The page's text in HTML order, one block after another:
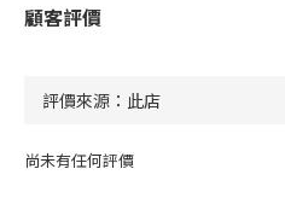
顧客評價
尚未有任何評價